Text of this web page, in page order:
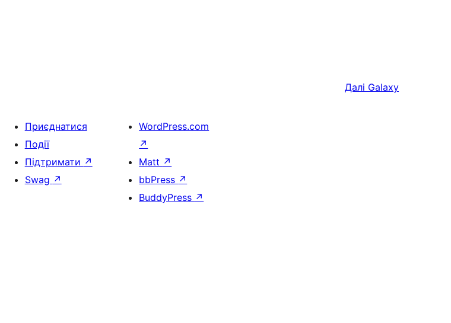
Далі Galaxy
Приєднатися
Події
Підтримати ↗
Swag ↗
WordPress.com
↗
Matt ↗
bbPress ↗
BuddyPress ↗